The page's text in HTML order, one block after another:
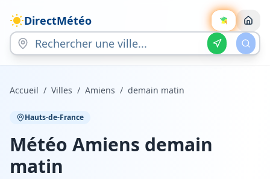
DirectMétéo
Accueil / Villes / Amiens / demain matin
Hauts-de-France
Météo Amiens demain
matin